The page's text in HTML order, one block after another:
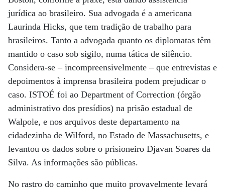
jurídica ao brasileiro. Sua advogada é a americana
Laurinda Hicks, que tem tradição de trabalho para
brasileiros. Tanto a advogada quanto os diplomatas têm
mantido o caso sob sigilo, numa tática de silêncio.
Considera-se – incompreensivelmente – que entrevistas e
depoimentos à imprensa brasileira podem prejudicar o
caso. ISTOÉ foi ao Department of Correction (órgão
administrativo dos presídios) na prisão estadual de
Walpole, e nos arquivos deste departamento na
cidadezinha de Wilford, no Estado de Massachusetts, e
levantou os dados sobre o prisioneiro Djavan Soares da
Silva. As informações são públicas.
No rastro do caminho que muito provavelmente levará